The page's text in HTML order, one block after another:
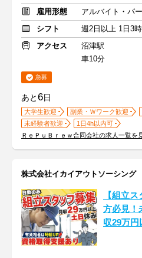
雇用形態
アルバイト・パ
シフト
週2日以上 1日3
アクセス
沼津駅
車10分
急募
あと6日
大学生歓迎 副業・Ｗワーク歓迎
未経験者歓迎
1日4h以内可
ＲｅＰｕＢｒｅｗ合同会社の求人一覧を
株式会社イカイアウトソーシング
【組立
方必見！
収29万円